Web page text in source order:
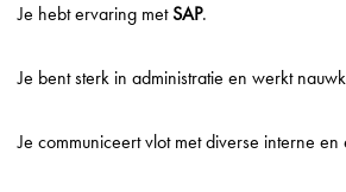
Je hebt ervaring metSAP.
Je bent sterk in administratie en werkt
Je communiceert vlot met diverse interne